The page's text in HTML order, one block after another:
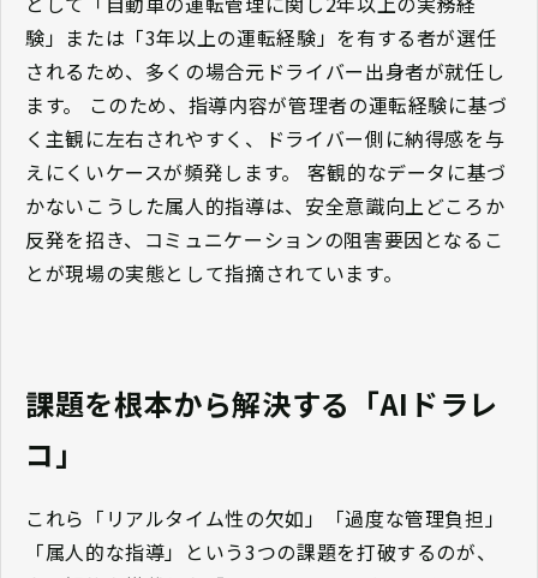
験」または「3年以上の運転経験」を有する者が選任
されるため、多くの場合元ドライバー出身者が就任し
ます。 このため、指導内容が管理者の運転経験に基づ
く主観に左右されやすく、ドライバー側に納得感を与
えにくいケースが頻発します。 客観的なデータに基づ
かないこうした属人的指導は、安全意識向上どころか
反発を招き、コミュニケーションの阻害要因となるこ
とが現場の実態として指摘されています。
課題を根本から解決する「AIドラレ
コ」
これら「リアルタイム性の欠如」「過度な管理負担」
「属人的な指導」という3つの課題を打破するのが、